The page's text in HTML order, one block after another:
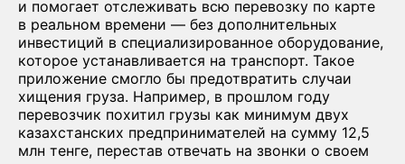
и помогает отслеживать всю перевозку по карте
в реальном времени — без дополнительных
инвестиций в специализированное оборудование,
которое устанавливается на транспорт. Такое
приложение смогло бы предотвратить случаи
хищения груза. Например, в прошлом году
перевозчик похитил грузы как минимум двух
казахстанских предпринимателей на сумму 12,5
млн тенге, перестав отвечать на звонки о своем